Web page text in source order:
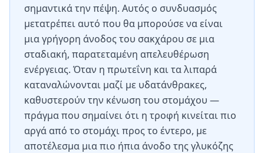
σημαντικά την πέψη. Αυτός ο συνδυασμός
μετατρέπει αυτό που θα μπορούσε να είναι
μια γρήγορη άνοδος του σακχάρου σε μια
σταδιακή, παρατεταμένη απελευθέρωση
ενέργειας. Όταν η πρωτεΐνη και τα λιπαρά
καταναλώνονται μαζί με υδατάνθρακες,
καθυστερούν την κένωση του στομάχου —
πράγμα που σημαίνει ότι η τροφή κινείται πιο
αργά από το στομάχι προς το έντερο, με
αποτέλεσμα μια πιο ήπια άνοδο της γλυκόζης